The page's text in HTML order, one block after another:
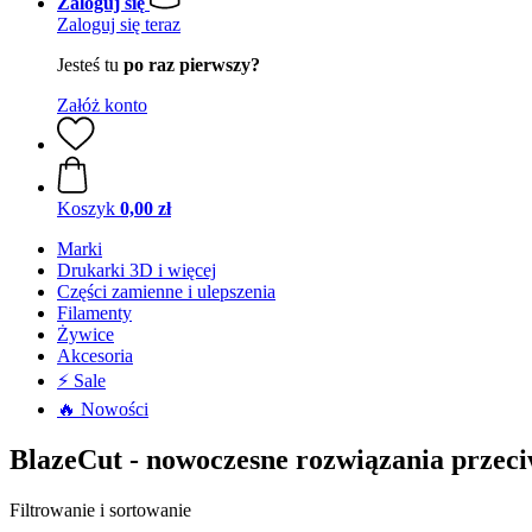
Zaloguj się teraz
Jesteś tu po raz pierwszy?
Załóż konto
Koszyk 0,00 zł
Marki
Drukarki 3D i więcej
Części zamienne i ulepszenia
Filamenty
Żywice
Akcesoria
⚡ Sale
🔥 Nowości
BlazeCut - nowoczesne rozwiązania
Filtrowanie i sortowanie